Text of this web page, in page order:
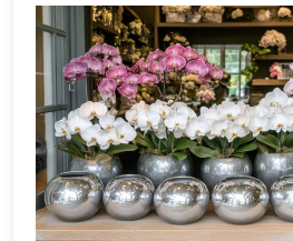
カ
ラ
ー
コ
ー
デ
ィ
ネ
ー